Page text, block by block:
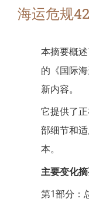
海运危规
本摘要概
的《国际
新内容。
它提供了
部细节和
本。
主要变化摘
第1部分：